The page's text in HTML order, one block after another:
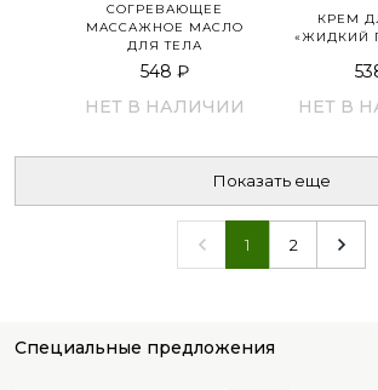
СОГРЕВАЮЩЕЕ
МАССАЖНОЕ МАСЛО
ДЛЯ ТЕЛА
548 ₽
НЕТ В НАЛИЧИИ
КРЕМ
«ЖИДКИЙ
НЕТ В
Показать еще
1 2
специальные предложения